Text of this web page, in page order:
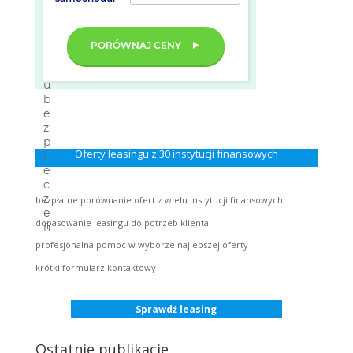
PORÓWNAJ CENY
Oferty leasingu z 30 instytucji finansowych
bezpłatne porównanie ofert z wielu instytucji finansowych
dopasowanie leasingu do potrzeb klienta
profesjonalna pomoc w wyborze najlepszej oferty
krótki formularz kontaktowy
Sprawdź leasing
Ostatnie publikacje